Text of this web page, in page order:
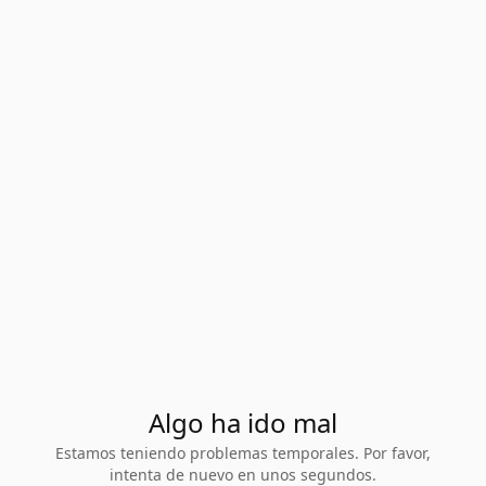
Algo ha ido mal
Estamos teniendo problemas temporales. Por favor,
intenta de nuevo en unos segundos.